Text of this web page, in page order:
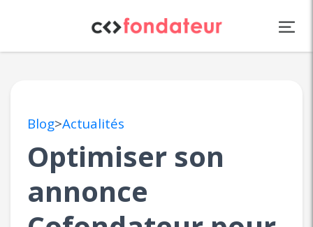
Blog>Actualités
Optimiser son
annonce